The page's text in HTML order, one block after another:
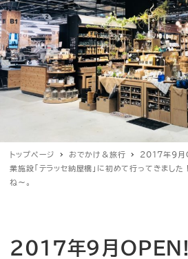
トップページ おでかけ＆旅行
2017年9月
業施設「テラッセ納屋橋」に初めて行ってきまし
ね〜。
2017年9月OPEN!